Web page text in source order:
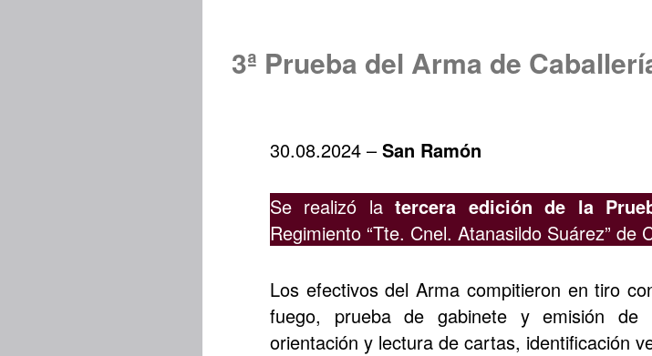
3ª Prueba del Arma de
30.08.2024 – San Ramón
Se realizó latercera edición de la
Regimiento “Tte. Cnel. Atanasildo Suárez” de
Los efectivos del Arma compitieron en tiro
fuego, prueba de gabinete y emisión de
orientación y lectura de cartas, identificación